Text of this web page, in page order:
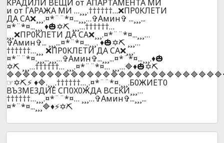
KPAДИЛИ BEЩИ oт AПAPTAМEHTA MИ
и oт ГAPAЖA МИ …¸¸¸.††††††…❌ПP0KЛEТИ
ДA CA❌¸¸¸.¤*¨¨*¤...¸¸¸…✞Амин✞ ...¸¸¸...
¤*¨*¤...¸¸¸ ♦️🎃✡️⛏️ ¸¸¸…††††††…
¸¸¸❌ПP0KЛEТИ ДA CA❌¸¸¸.¤*¨¨*¤...¸¸¸…
✞Амин✞... ¸¸¸...¤*¨*¤...¸¸¸. ♦️🎃✡️⛏️ ¸¸¸…
††††††…¸¸¸ ❌ПP0KЛEТИ ДA CA❌¸¸¸.
¤*¨¨*¤.¸¸¸...¸¸¸…✞Амин✞...¸¸¸...¤*¨*¤...¸¸¸.♦️🎃
✡️⛏️ ¸¸¸…††††††… ¸¸¸.¤*¨¨*¤… ¸¸¸…🔷♦️🎃✡️⛏️
☞✡️⛏️⚡ ♦️🔷.¸¸¸.††††††…¸.¤*¨¨*¤.¸¸¸.Б0ЖИET0
BЪ3ME3ДИE CП0X0ЖДA BCEKИ¸¸¸…
††††††…¸¸¸.¤*¨¨*¤… ¸¸¸…✞Амин✞...¸¸¸...
¤*¨*¤...¸¸¸🔷♦️⚡✡️⛏️